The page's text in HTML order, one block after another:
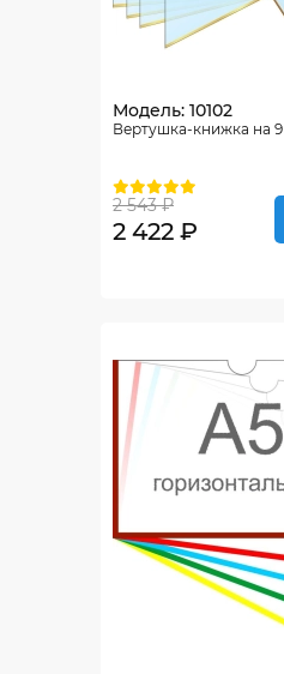
Модель: 10102
Вертушка-книжка на
2 543 ₽
2 422 ₽